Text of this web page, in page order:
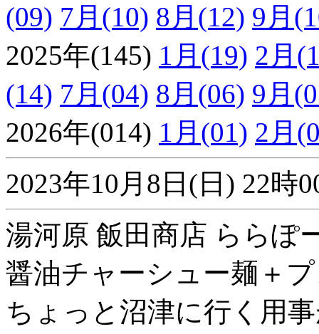
(09) 7月(10) 8月(12) 9月
2025年(145) 1月(19) 2月
(14) 7月(04) 8月(06) 9月
2026年(014) 1月(01) 2月
2023年10月8日(日) 22時
湯河原 飯田商店 ららぽ
醤油チャーシュー麺＋
ちょっと沼津に行く用